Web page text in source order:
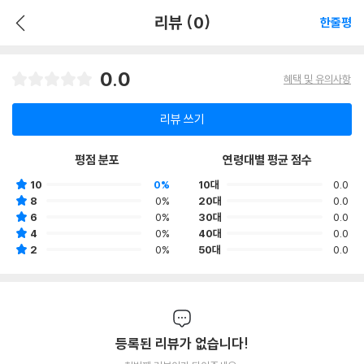
리뷰 (0) 한줄평
0.0 혜택 및 유의사항
리뷰 쓰기
평점 분포
10
0%
8
0%
6
0%
4
0%
2
0%
연령대별 평균 점수
10대
0.0
20대
0.0
30대
0.0
40대
0.0
50대
0.0
등록된 리뷰가 없습니다!